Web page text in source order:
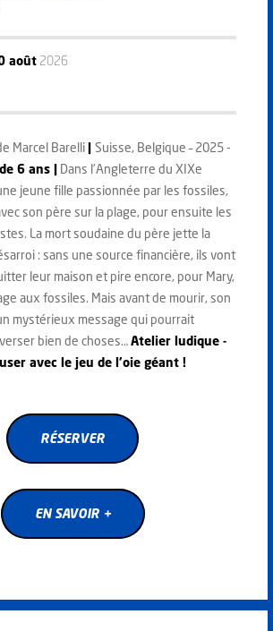
août 2026
Marcel Barelli| Suisse, Belgique – 2025 -
6 ans | Dans l’Angleterre du XIXe
jeune fille passionnée par les fossiles,
son père sur la plage, pour ensuite les
La mort soudaine du père jette la
: sans une source financière, ils vont
leur maison et pire encore, pour Mary,
aux fossiles. Mais avant de mourir, son
mystérieux message qui pourrait
bien de choses…Atelier ludique -
avec le jeu de l’oie géant !
RÉSERVER
EN SAVOIR +